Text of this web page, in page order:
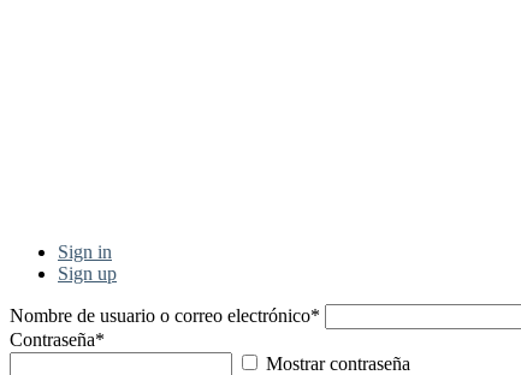
Sign in
Sign up
Nombre de usuario o correo electrónico*
Contraseña*
Mostrar contraseña